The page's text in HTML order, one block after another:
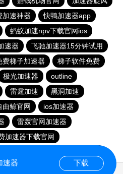
加速神器
快鸭加速器app
蚂蚁加速npv下载官网ios
速器
飞驰加速器15分钟试用
费梯子加速器
梯子软件免费
极光加速器
outline
雷霆加速
黑洞加速
由鲸官网
ios加速器
雷轰官网加速器
加速器下载官网
速器 下载